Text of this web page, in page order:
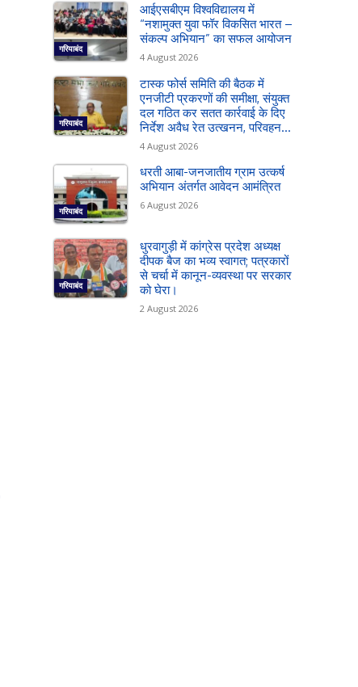
गरियाबंद
आईएसबीएम विश्वविद्यालय में
“नशामुक्त युवा फॉर विकसित भारत –
संकल्प अभियान” का सफल आयोजन
4 August 2026
गरियाबंद
टास्क फोर्स समिति की बैठक में
एनजीटी प्रकरणों की समीक्षा, संयुक्त
दल गठित कर सतत कार्रवाई के दिए
निर्देश अवैध रेत उत्खनन, परिवहन...
4 August 2026
गरियाबंद
धरती आबा-जनजातीय ग्राम उत्कर्ष
अभियान अंतर्गत आवेदन आमंत्रित
6 August 2026
गरियाबंद
धुरवागुड़ी में कांग्रेस प्रदेश अध्यक्ष
दीपक बैज का भव्य स्वागत; पत्रकारों
से चर्चा में कानून-व्यवस्था पर सरकार
को घेरा।
2 August 2026